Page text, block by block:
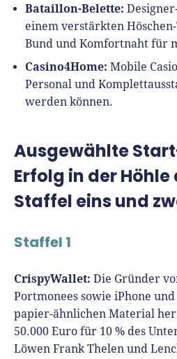
Bataillon-Belette:
einem verstärkten
Bund und Komfortnaht für
Casino4Home: Mobile
Personal und
werden können.
Ausgewählte
Erfolg in der Höhle
Staffel eins und
Staffel 1
CrispyWallet: Die Gründer
Portmonees sowie iPhone
papier-ähnlichen Material
50.000 Euro für 10 % des
Löwen Frank Thelen und